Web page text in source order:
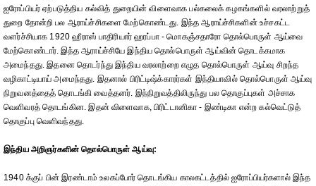
ஐரோப்பியர் ஏற்படுத்திய கல்வித் துறையின் விளைவாக பல்கலைக் கழகங்களில் வரலாற்றுத்
துறை தோன்றி பல ஆராய்ச்சிகளை மேற்கொண்டது. இந்த ஆராய்ச்சிகளின் உச்சகட்ட
வளர்ச்சியாக 1920 ஹீராஸ் பாதிரியார் ஹரப்பா - மொகஞ்சதாரோ தொல்பொருள் ஆய்வை
மேற்கொண்டார். இந்த ஆராய்ச்சியே இந்திய தொல்பொருள் ஆய்வின் தொடக்கமாக
அமைந்தது. இதனை தொடர்ந்து இந்திய வரலாற்றை எழுத தொல்பொருள் ஆய்வு சிறந்த
வழிகாட்டியாய் அமைந்தது. இதனால் பிரிட்டிஷ்க்காரர்கள் இந்தியாவில் தொல்பொருள் ஆய்வு
நிறுவனத்தைத் தொடங்கி வைத்தனர். இந்நிறுவத்திலிருந்து பல தொகுப்புகள் அச்சாக
வெளிவரத் தொடங்கின. இதன் விளைவாக, பிரிட்டானிகா - இண்டிகா என்ற கல்வெட்டுத்
தொகுப்பு வெளிவந்தது.
இந்திய அறிஞர்களின் தொல்பொருள் ஆய்வு:
1940 க்குப் பின் இரண்டாம் உலகப்போர் தொடங்கிய காலகட்டத்தில் ஐரோப்பியர்களால் இந்த